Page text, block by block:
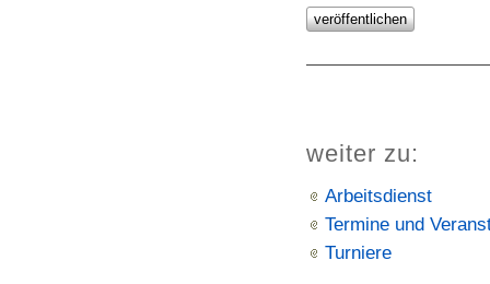
weiter zu:
Arbeitsdienst
Termine und
Turniere